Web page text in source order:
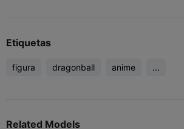
Etiquetas
figura dragonball anime ...
Related Models